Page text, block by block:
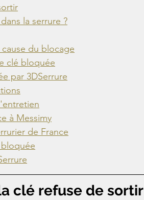
la serrure ?
du blocage
clé bloquée
par 3DSerrure
à Messimy
de France
clé refuse de sortir